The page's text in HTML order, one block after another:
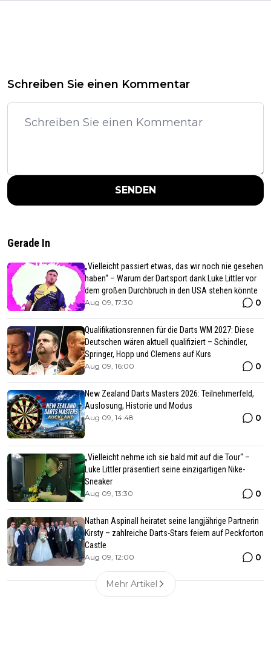
Schreiben Sie einen Kommentar
SENDEN
Gerade In
„Vielleicht passiert etwas, das wir noch nie gesehen
haben“ – Warum der Dartsport dank Luke Littler vor
dem großen Durchbruch in den USA stehen könnte
Aug 09, 17:30 0
Qualifikationsrennen für die Darts WM 2027: Diese
Deutschen wären aktuell qualifiziert – Schindler,
Springer, Hopp und Clemens auf Kurs
Aug 09, 16:00 0
New Zealand Darts Masters 2026: Teilnehmerfeld,
Auslosung, Historie und Modus
Aug 09, 14:48 0
„Vielleicht nehme ich sie bald mit auf die Tour“ –
Luke Littler präsentiert seine einzigartigen Nike-
Sneaker
Aug 09, 13:30 0
Nathan Aspinall heiratet seine langjährige Partnerin
Kirsty – zahlreiche Darts-Stars feiern auf Peckforton
Castle
Aug 09, 12:00 0
Mehr Artikel